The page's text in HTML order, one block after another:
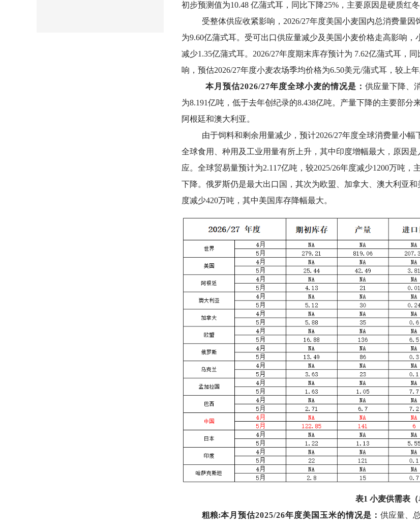
初步预测值为10.48 亿蒲式耳，同比下降25%，主要原因是硬质红
受整体供应收紧影响，2026/27年度美国小麦国内总消费量
为9.60亿蒲式耳。受可出口供应量减少及美国小麦价格走高影响
减少1.35亿蒲式耳。2026/27年度期末库存预计为 7.62亿蒲式耳，
响，预估2026/27年度小麦农场季均价格为6.50美元/蒲式耳，较上年
本月预估2026/27年度全球小麦的情况是： 供应量下降、
为8.191亿吨，低于去年创纪录的8.438亿吨。产量下降的主要部
阿根廷和澳大利亚。
由于饲料和剩余用量减少，预计2026/27年度全球消费量小
全球食用、种用及工业用量有所上升，其中印度增幅最大，原因
应。全球贸易量预计为2.117亿吨，较2025/26年度减少1200万吨
下降。俄罗斯仍是最大出口国，其次为欧盟、加拿大、澳大利亚
度减少420万吨，其中美国库存降幅最大。
表1 小麦供需表（
粗粮:本月预估2025/26年度美国玉米的情况是： 供应量、